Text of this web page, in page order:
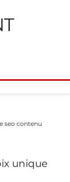
seo contenu
unique